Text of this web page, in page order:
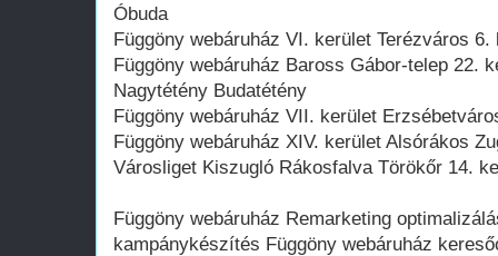
Óbuda
Függöny webáruház VI. kerület Terézváros 6.
Függöny webáruház Baross Gábor-telep 22.
Nagytétény Budatétény
Függöny webáruház VII. kerület
Függöny webáruház XIV. kerület Alsórákos
Városliget Kiszugló Rákosfalva Törökőr 14.
Függöny webáruház Remarketing
kampánykészítés Függöny webáruház